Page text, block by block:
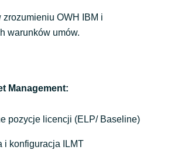
zrozumieniu OWH IBM i
warunków umów.
Management:
pozycje licencji (ELP/ Baseline)
i konfiguracja ILMT